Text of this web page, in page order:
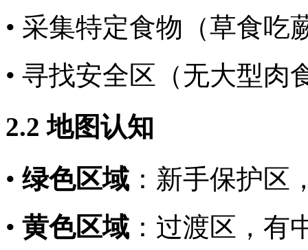
• 采集特定食物（草食吃
• 寻找安全区（无大型肉
2.2 地图认知
• 绿色区域 ：新手保护区
• 黄色区域 ：过渡区，有